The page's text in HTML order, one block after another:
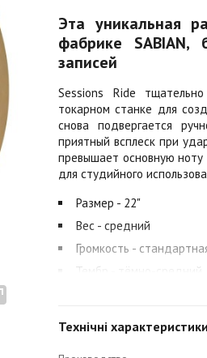
Эта уникальная
фабрике
записей
Sessions Ride
токарном станке для
снова подвергается
приятный всплеск при
превышает основную ноту
для студийного
Размер - 22"
Вес - средний
Громкость -
Тембр - тёмно-средний
Технічні